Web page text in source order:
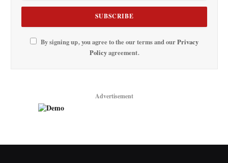
By signing up, you agree to the our terms and ourPrivacy
Policyagreement.
Advertisement